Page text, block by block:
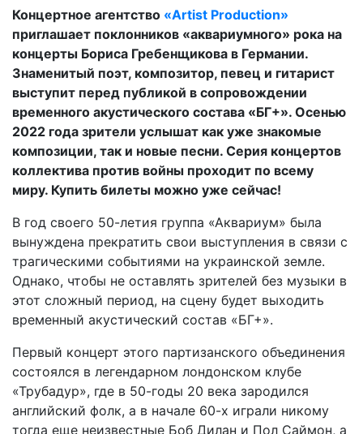
Концертное агентство «Artist Production»
приглашает поклонников «аквариумного» рока на
концерты Бориса Гребенщикова в Германии.
Знаменитый поэт, композитор, певец и гитарист
выступит перед публикой в сопровождении
временного акустического состава «БГ+». Осенью
2022 года зрители услышат как уже знакомые
композиции, так и новые песни. Серия концертов
коллектива против войны проходит по всему
миру. Купить билеты можно уже сейчас!
В год своего 50-летия группа «Аквариум» была
вынуждена прекратить свои выступления в связи с
трагическими событиями на украинской земле.
Однако, чтобы не оставлять зрителей без музыки в
этот сложный период, на сцену будет выходить
временный акустический состав «БГ+».
Первый концерт этого партизанского объединения
состоялся в легендарном лондонском клубе
«Трубадур», где в 50-годы 20 века зародился
английский фолк, а в начале 60-х играли никому
тогда еще неизвестные Боб Дилан и Пол Саймон, а